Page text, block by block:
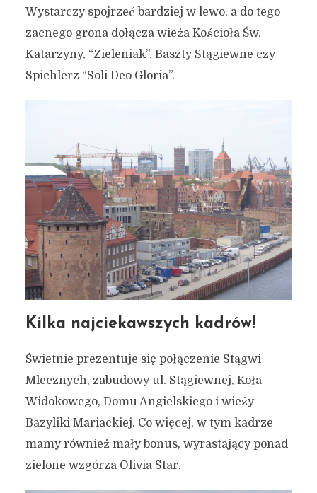
Gdańskie bloki i z nich
widoki #10 – za ten widok
turyści płaciliby fortunę
26 marca 2020
3 min czytania
Autor:Kamil Sulewski
Wystarczy spojrzeć bardziej w lewo, a do tego
zacnego grona dołącza wieża Kościoła Św.
Katarzyny, “Zieleniak”, Baszty Stągiewne czy
Spichlerz “Soli Deo Gloria”.
Kilka najciekawszych kadrów!
Świetnie prezentuje się połączenie Stągwi
Mlecznych, zabudowy ul. Stągiewnej, Koła
Widokowego, Domu Angielskiego i wieży
Bazyliki Mariackiej. Co więcej, w tym kadrze
mamy również mały bonus, wyrastający ponad
zielone wzgórza Olivia Star.